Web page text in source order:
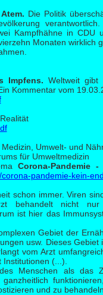
Die Politik
Kampfhähne in CDU
Monaten wirklich
Impfens. Weltweit gibt
Kommentar vom
Medizin, Umwelt- und
für Umweltmedizin
Corona-Pandemie
pandemie-kein-
schon immer. Viren
behandelt nicht
ist hier das
Gebiet der
usw. Dieses Gebiet
vom Arzt
(...).
Menschen als das
und zu